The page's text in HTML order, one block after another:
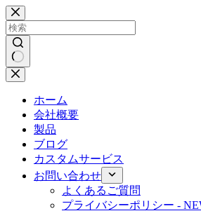
コ
ン
テ
ン
ツ
へ
結
ホーム
会社概要
製品
ブログ
カスタムサービス
お問い合わせ
よくあるご質問
プライバシーポリシー -